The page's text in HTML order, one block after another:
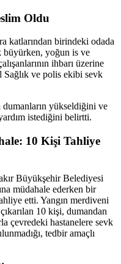
Oldu
katlarından birindeki odada
büyürken, yoğun is ve
ihbarı üzerine
ve polis ekibi sevk
dumanların yükseldiğini ve
istediğini belirtti.
10 Kişi Tahliye
Büyükşehir Belediyesi
müdahale ederken bir
etti. Yangın merdiveni
10 kişi, dumandan
çevredeki hastanelere sevk
tedbir amaçlı